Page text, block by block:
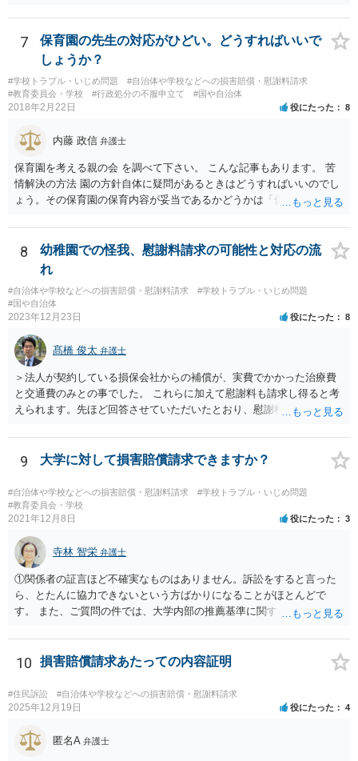
7
保育園の先生の対応がひどい。どうすればいいで
しょうか？
#学校トラブル・いじめ問題
#自治体や学校などへの損害賠償・慰謝料請求
#教育委員会・学校
#行政処分の不服申立て #国や自治体
2018年2月22日 役にたった 8
内藤 政信 弁護士
保育園を考える親の会 を調べて下さい。 こんな記事もあります。 苦
情解決の方法 園の方針自体に疑問があるときはどうすればいいのでし
ょう。その保育園の保育内容が妥当であるかどうかは「保育所保育指
だけで問題が解決できずにこじれた時には、苦情を文書にして保育園
に提出しましょう。園は保護者の苦情に耳を傾けなくてはならないと
法律で義務付けられています（児童福祉施設最低基準第十四条の
三）。さらに苦情解決のための第三者委員を施設ごとにおくことも指
導されています。 保育園との相談や交渉で解決できない時には、区市
町村の担当課に苦情を上げることになります。また、都道府県には
はもちろんのこと、認可外の保育施設でも補助金を受けている施設
は、市や区、都道府県などの責任の範囲内にありますから、役所も相
談に応じなくてはなりません。
8
幼稚園での怪我、慰謝料請求の可能性と対応の流
れ
#自治体や学校などへの損害賠償・慰謝料請求
#学校トラブル・いじめ問題
#国や自治体
2023年12月23日 役にたった 8
髙橋 俊太 弁護士
＞法人が契約している損保会社からの補償が、実費でかかった治療費
と交通費のみとの事でした。 これらに加えて慰謝料も請求し得ると考
えられます。先ほど回答させていただいたとおり、慰謝料の額につい
9 大学に対して損害賠償請求できますか？
#自治体や学校などへの損害賠償・慰謝料請求
#学校トラブル・いじめ問題
#教育委員会・学校
2021年12月8日 役にたった 3
寺林 智栄 弁護士
①関係者の証言ほど不確実なものはありません。訴訟をすると言った
ら、とたんに協力できないという方ばかりになることがほとんどで
す。 また、ご質問の件では、大学内部の推薦基準に関する資料とご相
しょう。 資料の開示制度があるかどうかを一度大学側に問い合わせて
みてはどうでしょうか。 個人で入手できるかどうかはこれにかかって
は依頼をして（受任してくれる弁護士がいるかどうかは別ですが）、
弁護士法23条の2に基づく照会をしてもらうという方法もあります。
しれません。 ですが、推薦がある場合に必ずB社に採用されることが
10 損害賠償請求あたっての内容証明
#住民訴訟 #自治体や学校などへの損害賠償・慰謝料請求
2025年12月19日 役にたった 4
匿名A 弁護士